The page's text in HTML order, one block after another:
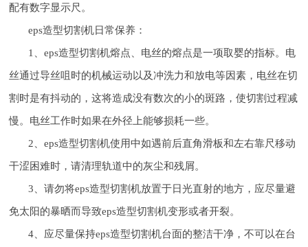
配有数字显示尺。
eps造型切割机日常保养：
1、eps造型切割机熔点、电丝的熔点是一项取婴的指标。电
丝通过导丝咀时的机械运动以及冲洗力和放电等因素，电丝在切
割时是有抖动的，这将造成没有数次的小的斑路，使切割过程减
慢。电丝工作时如果在外径上能够损耗一些。
2、eps造型切割机使用中如遇前后直角滑板和左右靠尺移动
干涩困难时，请清理轨道中的灰尘和残屑。
3、请勿将eps造型切割机放置于日光直射的地方，应尽量避
免太阳的暴晒而导致eps造型切割机变形或者开裂。
4、应尽量保持eps造型切割机台面的整洁干净，不可以在台